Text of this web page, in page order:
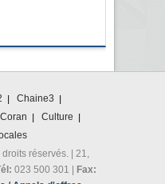
Chaine3
Culture
réservés. | 21,
023 500 301 | Fax: